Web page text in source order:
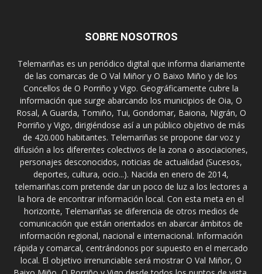
SOBRE NOSOTROS
Telemariñas es un periódico digital que informa diariamente
de las comarcas de O Val Miñor y O Baixo Miño y de los
Concellos de O Porriño y Vigo. Geográficamente cubre la
información que surge abarcando los municipios de Oia, O
Rosal, A Guarda, Tomiño, Tui, Gondomar, Baiona, Nigrán, O
Porriño y Vigo, dirigiéndose así a un público objetivo de más
de 420.000 habitantes. Telemariñas se propone dar voz y
difusión a los diferentes colectivos de la zona o asociaciones,
personajes desconocidos, noticias de actualidad (Sucesos,
deportes, cultura, ocio...). Nacida en enero de 2014,
telemariñas.com pretende dar un poco de luz a los lectores a
la hora de encontrar información local. Con esta meta en el
horizonte, Telemariñas se diferencia de otros medios de
comunicación que están orientados en abarcar ámbitos de
información regional, nacional e internacional. Información
rápida y comarcal, centrándonos por supuesto en el mercado
local. El objetivo irrenunciable será mostrar O Val Miñor, O